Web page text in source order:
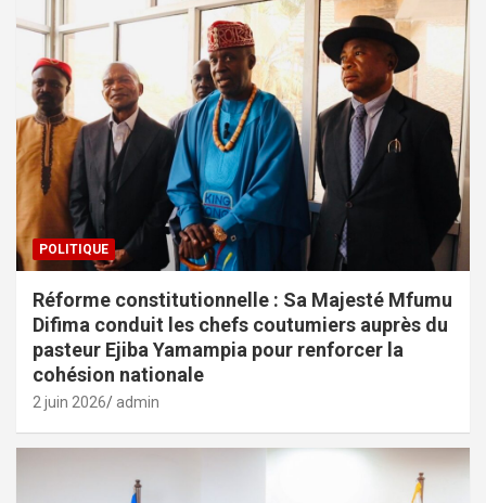
POLITIQUE
Réforme constitutionnelle : Sa Majesté Mfumu
Difima conduit les chefs coutumiers auprès du
pasteur Ejiba Yamampia pour renforcer la
cohésion nationale
2 juin 2026 admin